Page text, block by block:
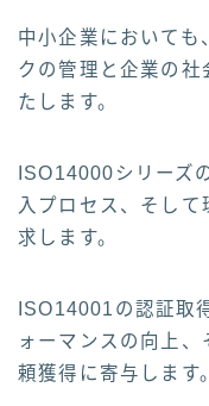
中小企業において
クの管理と企業の社
たします。
ISO14000シリーズ
入プロセス、そし
求します。
ISO14001の認証取
ォーマンスの向上
頼獲得に寄与します。